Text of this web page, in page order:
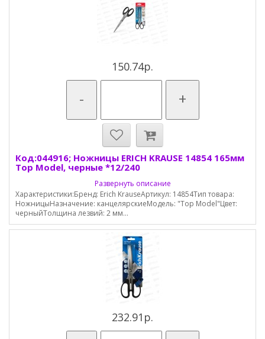
150.74р.
- +
Код:044916; Ножницы ERICH KRAUSE 14854 165мм
Top Model, черные *12/240
Развернуть описание
Характеристики:Бренд: Erich KrauseАртикул: 14854Тип товара:
НожницыНазначение: канцелярскиеМодель: "Top Model"Цвет:
черныйТолщина лезвий: 2 мм...
232.91р.